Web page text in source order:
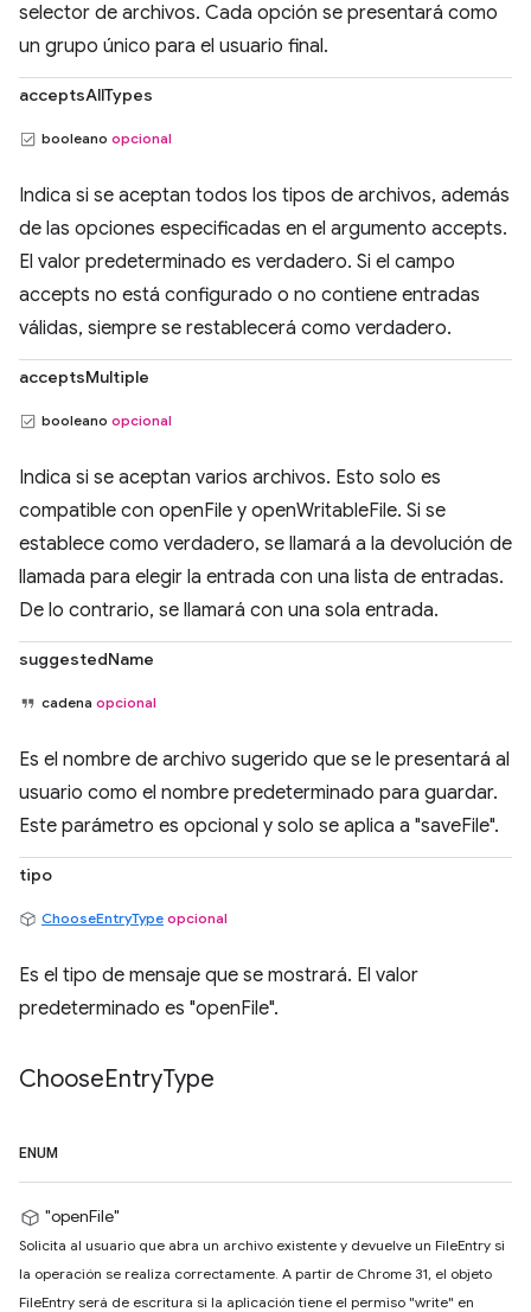
selector de archivos. Cada opción se presentará como
un grupo único para el usuario final.
acceptsAllTypes
booleano opcional
Indica si se aceptan todos los tipos de archivos, además
de las opciones especificadas en el argumento accepts.
El valor predeterminado es verdadero. Si el campo
accepts no está configurado o no contiene entradas
válidas, siempre se restablecerá como verdadero.
acceptsMultiple
booleano opcional
Indica si se aceptan varios archivos. Esto solo es
compatible con openFile y openWritableFile. Si se
establece como verdadero, se llamará a la devolución de
llamada para elegir la entrada con una lista de entradas.
De lo contrario, se llamará con una sola entrada.
suggestedName
cadena opcional
Es el nombre de archivo sugerido que se le presentará al
usuario como el nombre predeterminado para guardar.
Este parámetro es opcional y solo se aplica a "saveFile".
tipo
ChooseEntryType opcional
Es el tipo de mensaje que se mostrará. El valor
predeterminado es "openFile".
ChooseEntryType
ENUM
"openFile"
Solicita al usuario que abra un archivo existente y devuelve un FileEntry si
la operación se realiza correctamente. A partir de Chrome 31, el objeto
FileEntry será de escritura si la aplicación tiene el permiso "write" en